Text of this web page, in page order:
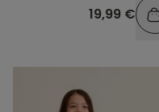
19,99 €